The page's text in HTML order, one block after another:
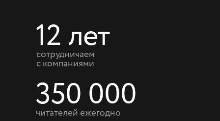
12 лет
350 000
сотрудничаем
с компаниями
читателей ежегодно